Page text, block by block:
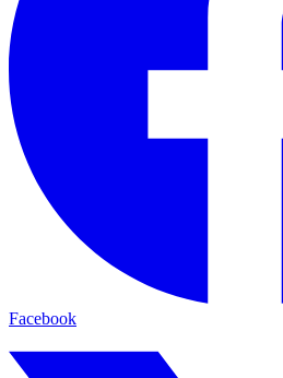
Facebook